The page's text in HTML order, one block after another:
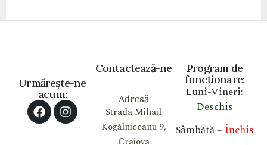
Program de
funcționare:
Luni-Vineri:
Deschis
Sâmbătă – Închis
Contactează-ne
Adresă
Strada Mihail
Kogălniceanu 9,
Craiova
Urmărește-ne
acum: